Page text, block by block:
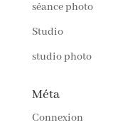
séance photo
Studio
studio photo
Méta
Connexion